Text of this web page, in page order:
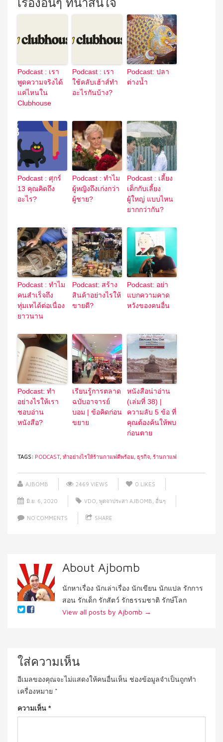
Podcast : เรา
พูดความจริงได้
แค่ไหนใน
Clubhouse
Podcast : เรา
ใช้คลับเฮ้าส์ทำ
อะไรกันบ้าง?
Podcast: ปลา
ต่างน้ำ
Podcast : ศุกร์
13 คุณคิดถึง
อะไร?
Podcast : ทำไม
ผู้หญิงถึงเก่งกว่า
ผู้ชาย?
Podcast : เลี้ยง
เด็กกับเลี้ยง
ผู้ใหญ่ แบบไหน
ยากกว่ากัน?
Podcast : ทำไม
คนสำเร็จถึง
ทุ่มเทได้ต่อเนื่อง
ยาวนาน
Podcast: สร้าง
สินค้าอย่างไรให้
ขายดี?
Podcast: อย่า
แบกความคาด
หวังของคนอื่น
Podcast: ทำ
อย่างไรให้เรา
ชอบอ่าน
หนังสือ?
เรียนรู้การตลาด
ฉบับอาจารย์
บอม | ข้อคิดก่อน
ขยาย
หนังสือน่าอ่าน
(เล่มที่ 38) |
ความลับ 5 ข้อ ที่
คุณต้องค้นให้พบ
ก่อนตาย
TAGS: PODCAST, ทำอย่างไรให้ร้านกาแฟดีพร้อม, ธุรกิจ, ร้านกาแฟ
AJBOMB 2469 VIEWS 0 LIKES
มิ.ย. 6, 2020 VDO พูดจาประสา AJBOMB อื่นๆ
NO COMMENTS SHARE
About Ajbomb
นักหาเรื่อง นักเล่าเรื่อง นักเขียน นักแปล รักการ
สอน รักเด็ก รักสัตว์ รักธรรมชาติ รักษ์โลก
View all posts by Ajbomb →
ใส่ความเห็น
อีเมลของคุณจะไม่แสดงให้คนอื่นเห็น ช่องข้อมูลจำเป็นถูกทำ
เครื่องหมาย *
ความเห็น *